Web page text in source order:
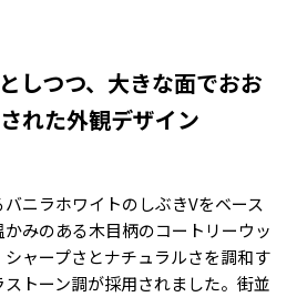
しつつ、大きな面でおお
れた外観デザイン
ニラホワイトのしぶきVをベース
みのある木目柄のコートリーウッ
ャープさとナチュラルさを調和す
トーン調が採用されました。街並